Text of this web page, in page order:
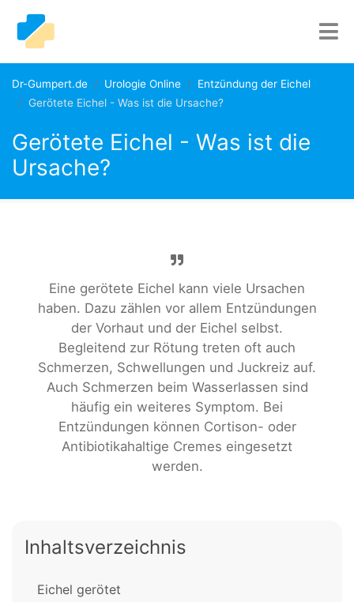
Dr-Gumpert.de Urologie Online
Entzündung der Eichel
Gerötete Eichel - Was ist die Ursache?
Gerötete Eichel - Was ist die
Ursache?
Eine gerötete Eichel kann viele Ursachen
haben. Dazu zählen vor allem Entzündungen
der Vorhaut und der Eichel selbst.
Begleitend zur Rötung treten oft auch
Schmerzen, Schwellungen und Juckreiz auf.
Auch Schmerzen beim Wasserlassen sind
häufig ein weiteres Symptom. Bei
Entzündungen können Cortison- oder
Antibiotikahaltige Cremes eingesetzt
werden.
Inhaltsverzeichnis
Eichel gerötet